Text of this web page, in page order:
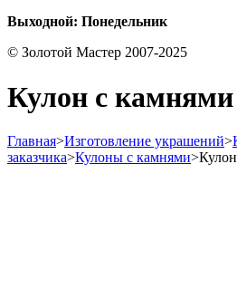
Выходной: Понедельник
© Золотой Мастер 2007-2025
Кулон с камнями
Главная>Изготовление украшений>
заказчика>Кулоны с камнями>